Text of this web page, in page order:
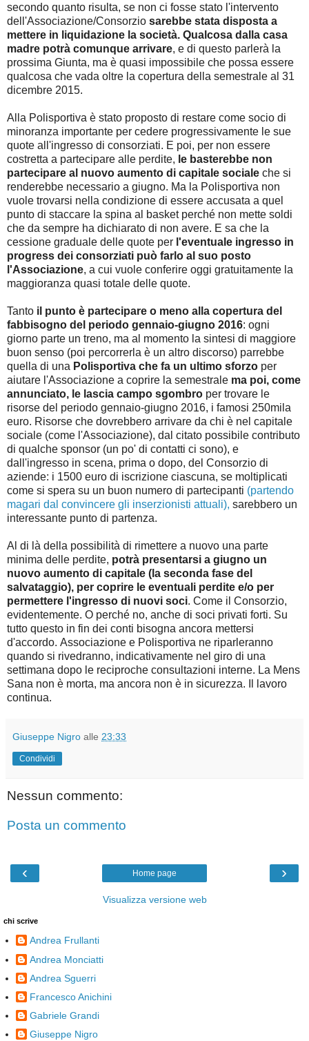
secondo quanto risulta, se non ci fosse stato l'intervento
dell'Associazione/Consorzio sarebbe stata disposta a
mettere in liquidazione la società. Qualcosa dalla casa
madre potrà comunque arrivare, e di questo parlerà la
prossima Giunta, ma è quasi impossibile che possa essere
qualcosa che vada oltre la copertura della semestrale al 31
dicembre 2015.
Alla Polisportiva è stato proposto di restare come socio di
minoranza importante per cedere progressivamente le sue
quote all'ingresso di consorziati. E poi, per non essere
costretta a partecipare alle perdite, le basterebbe non
partecipare al nuovo aumento di capitale sociale che si
renderebbe necessario a giugno. Ma la Polisportiva non
vuole trovarsi nella condizione di essere accusata a quel
punto di staccare la spina al basket perché non mette soldi
che da sempre ha dichiarato di non avere. E sa che la
cessione graduale delle quote per l'eventuale ingresso in
progress dei consorziati può farlo al suo posto
l'Associazione, a cui vuole conferire oggi gratuitamente la
maggioranza quasi totale delle quote.
Tanto il punto è partecipare o meno alla copertura del
fabbisogno del periodo gennaio-giugno 2016: ogni
giorno parte un treno, ma al momento la sintesi di maggiore
buon senso (poi percorrerla è un altro discorso) parrebbe
quella di una Polisportiva che fa un ultimo sforzo per
aiutare l'Associazione a coprire la semestrale ma poi, come
annunciato, le lascia campo sgombro per trovare le
risorse del periodo gennaio-giugno 2016, i famosi 250mila
euro. Risorse che dovrebbero arrivare da chi è nel capitale
sociale (come l'Associazione), dal citato possibile contributo
di qualche sponsor (un po' di contatti ci sono), e
dall'ingresso in scena, prima o dopo, del Consorzio di
aziende: i 1500 euro di iscrizione ciascuna, se moltiplicati
come si spera su un buon numero di partecipanti (partendo
magari dal convincere gli inserzionisti attuali), sarebbero un
interessante punto di partenza.
Al di là della possibilità di rimettere a nuovo una parte
minima delle perdite, potrà presentarsi a giugno un
nuovo aumento di capitale (la seconda fase del
salvataggio), per coprire le eventuali perdite e/o per
permettere l'ingresso di nuovi soci. Come il Consorzio,
evidentemente. O perché no, anche di soci privati forti. Su
tutto questo in fin dei conti bisogna ancora mettersi
d'accordo. Associazione e Polisportiva ne riparleranno
quando si rivedranno, indicativamente nel giro di una
settimana dopo le reciproche consultazioni interne. La Mens
Sana non è morta, ma ancora non è in sicurezza. Il lavoro
continua.
Giuseppe Nigro alle 23:33
Condividi
Nessun commento:
Posta un commento
‹ ›
Home page
Visualizza versione web
chi scrive
Andrea Frullanti
Andrea Monciatti
Andrea Sguerri
Francesco Anichini
Gabriele Grandi
Giuseppe Nigro